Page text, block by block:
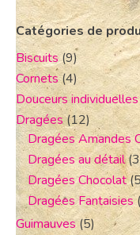
Catégories de
Biscuits(9)
Cornets(4)
Douceurs
Dragées(12)
Dragées Amandes
Dragées au détail
Dragées Chocolat
Dragées Fantaisies
Guimauves (5)